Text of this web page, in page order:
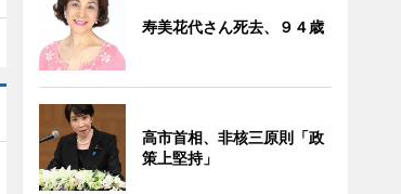
寿美花代さん死去、９４歳
高市首相、非核三原則「政
策上堅持」